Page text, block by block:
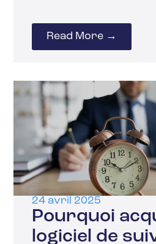
Read More →
24 avril 2025
Pourquoi
logiciel de